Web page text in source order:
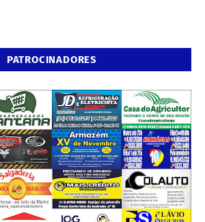
PATROCINADORES